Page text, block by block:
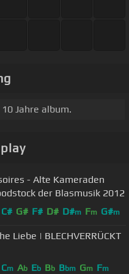
Jahre album.
- Alte Kameraden
der Blasmusik 2012
C# G# F# D# D#m Fm G#m
Liebe | BLECHVERRÜCKT
Cm Ab Eb Bb Bbm Gm Fm